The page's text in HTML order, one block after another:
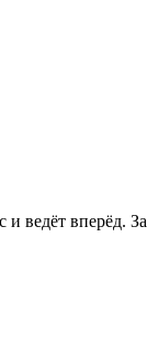
ведёт вперёд.